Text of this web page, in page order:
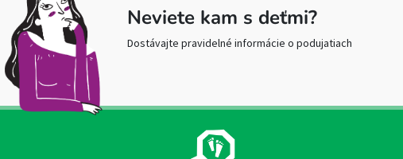
Neviete kam s deťmi?
Dostávajte pravidelné informácie o podujatiach